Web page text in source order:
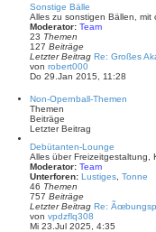
s
t
B
i
r
Sonstige Bälle
Alles zu sonstigen Bällen, mit
Moderator: Team
23 Themen
127 Beiträge
Letzter Beitrag Re: Großes
von robert000N
e
e
s
r
B
e
i
t
g
Do 29.Jan 2015, 11:28
Non-Opernball-Themen
Themen
Beiträge
Letzter Beitrag
Debütanten-Lounge
Alles über Freizeitgestaltung,
Moderator: Team
Unterforen: Lustiges Tonne
46 Themen
757 Beiträge
Letzter Beitrag Re:
von vpdzflq308
e
Mi 23.Jul 2025, 4:35